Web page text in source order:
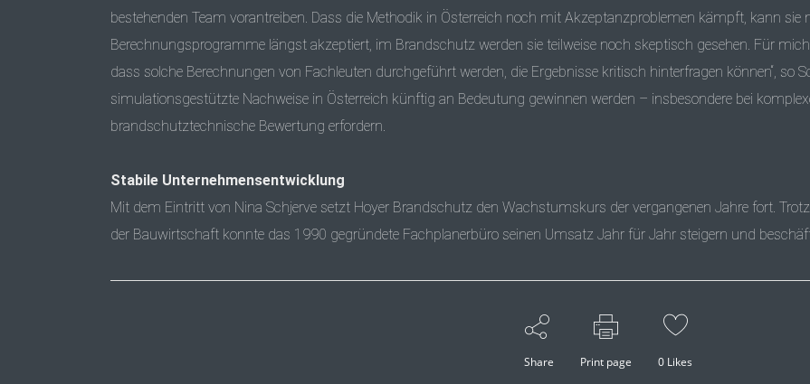
bestehenden Team vorantreiben. Dass die Methodik in Österreich noch mit Akzeptanzproblemen kämpft, kann sie
Berechnungsprogramme längst akzeptiert, im Brandschutz werden sie teilweise noch skeptisch gesehen. Für
dass solche Berechnungen von Fachleuten durchgeführt werden, die Ergebnisse kritisch hinterfragen können“, so
simulationsgestützte Nachweise in Österreich künftig an Bedeutung gewinnen werden – insbesondere bei
brandschutztechnische Bewertung erfordern.
Stabile Unternehmensentwicklung
Mit dem Eintritt von Nina Schjerve setzt Hoyer Brandschutz den Wachstumskurs der vergangenen Jahre fort.
der Bauwirtschaft konnte das 1990 gegründete Fachplanerbüro seinen Umsatz Jahr für Jahr steigern und
Share Print page 0 Likes